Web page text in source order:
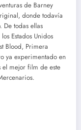
de Barney
donde todavía
De todas ellas
Estados Unidos
Blood, Primera
ya experimentado en
mejor film de este